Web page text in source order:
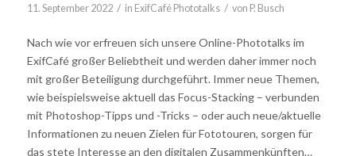
11. September 2022 / in ExifCafé Phototalks / von P. Busch
Nach wie vor erfreuen sich unsere Online-Phototalks im
ExifCafé großer Beliebtheit und werden daher immer noch
mit großer Beteiligung durchgeführt. Immer neue Themen,
wie beispielsweise aktuell das Focus-Stacking – verbunden
mit Photoshop-Tipps und -Tricks – oder auch neue/aktuelle
Informationen zu neuen Zielen für Fototouren, sorgen für
das stete Interesse an den digitalen Zusammenkünften…